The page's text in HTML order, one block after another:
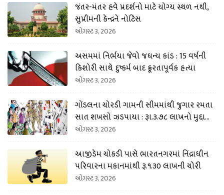
જંતર-મંતર હવે પ્રદર્શનો માટે યોગ્ય સ્થળ નથી,
સુપ્રીમની કેન્દ્રને નોટિસ
ઓગસ્ટ 3, 2026
અસમમાં નિર્ભયા જેવો જઘન્ય કાંડ : 15 વર્ષની
કિશોરી સાથે દુષ્કર્મ બાદ ક્રૂરતાપૂર્વક હત્યા
ઓગસ્ટ 3, 2026
ગોંડલના ચોરડી ગામની સીમમાંથી જુગાર રમતા
સાત શખસો ઝડપાયા : રૂા.૩.૭૮ લાખનો મુદ્દામા
લ કબજે
ઓગસ્ટ 3, 2026
આજીડેમ ચોકડી પાસે ભારતનગરમાં નિંદ્રાધીન
પરિવારના મકાનમાંથી રૂ.૧.૩૦ લાખની ચોરી
ઓગસ્ટ 3, 2026